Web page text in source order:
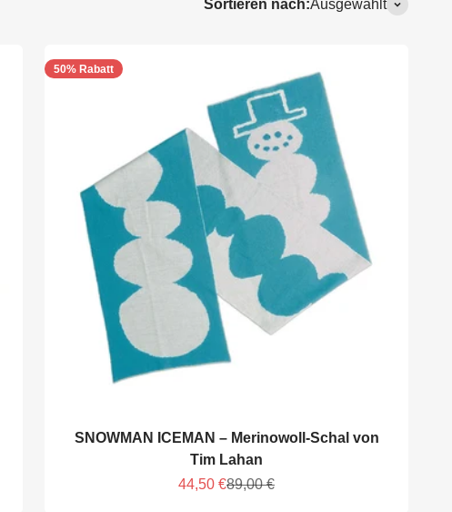
Sortieren nach:Ausgewählt
50% Rabatt
SNOWMAN ICEMAN – Merinowoll-Schal von
Tim Lahan
Angebot
44,50 €Regulärer Preis
89,00 €